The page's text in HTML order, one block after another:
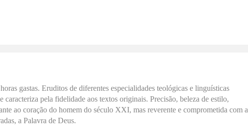
gastas. Eruditos de diferentes especialidades teológicas e linguísticas
caracteriza pela fidelidade aos textos originais. Precisão, beleza de estilo,
ao coração do homem do século XXI, mas reverente e comprometida com a
a Palavra de Deus.